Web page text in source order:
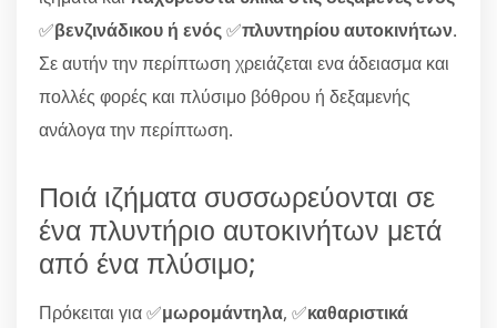
✅βενζινάδικου ή ενός✅πλυντηρίου αυτοκινήτων.
Σε αυτήν την περίπτωση χρειάζεται ενα άδειασμα και
πολλές φορές και πλύσιμο βόθρου ή δεξαμενής
ανάλογα την περίπτωση.
Ποιά ιζήματα συσσωρεύονται σε
ένα πλυντήριο αυτοκινήτων μετά
από ένα πλύσιμο;
Πρόκειται για ✅μωρομάντηλα, ✅καθαριστικά